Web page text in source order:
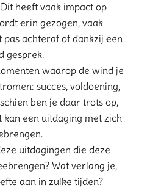
heeft vaak impact op
erin gezogen, vaak
pas achteraf of dankzij een
gesprek.
waarop de wind je
succes, voldoening,
ben je daar trots op,
kan een uitdaging met zich
uitdagingen die deze
Wat verlang je,
aan in zulke tijden?